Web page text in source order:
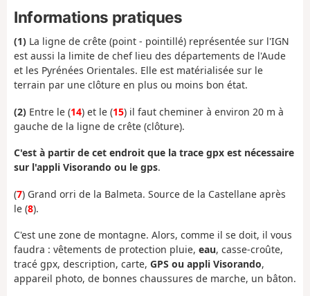
Informations pratiques
(1) La ligne de crête (point - pointillé) représentée sur l'IGN
est aussi la limite de chef lieu des départements de l'Aude
et les Pyrénées Orientales. Elle est matérialisée sur le
terrain par une clôture en plus ou moins bon état.
(2) Entre le (14) et le (15) il faut cheminer à environ 20 m à
gauche de la ligne de crête (clôture).
C'est à partir de cet endroit que la trace gpx est nécessaire
sur l'appli Visorando ou le gps.
(7) Grand orri de la Balmeta. Source de la Castellane après
le (8).
C'est une zone de montagne. Alors, comme il se doit, il vous
faudra : vêtements de protection pluie, eau, casse-croûte,
tracé gpx, description, carte, GPS ou appli Visorando,
appareil photo, de bonnes chaussures de marche, un bâton.